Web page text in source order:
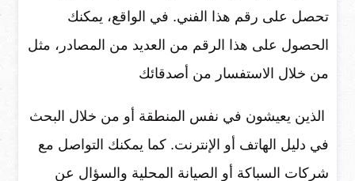
تحصل على رقم هذا الفني. في الواقع، يمكنك
الحصول على هذا الرقم من العديد من المصادر، مثل
من خلال الاستفسار من أصدقائك
الذين يعيشون في نفس المنطقة أو من خلال البحث
في دليل الهاتف أو الإنترنت. كما يمكنك التواصل مع
شركات السباكة أو الصيانة المحلية والسؤال عن